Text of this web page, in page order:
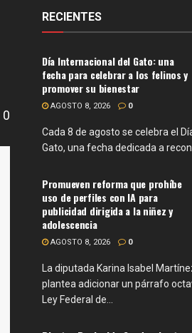
0
RECIENTES
Día Internacional del Gato: una
fecha para celebrar a los felinos y
promover su bienestar
AGOSTO 8, 2026 0
Cada 8 de agosto se celebra el
Gato, una fecha dedicada a
Promueven reforma que prohíbe
uso de perfiles con IA para
publicidad dirigida a la niñez y
adolescencia
AGOSTO 8, 2026 0
La diputada Karina Isabel
plantea adicionar un párrafo
Ley Federal de...